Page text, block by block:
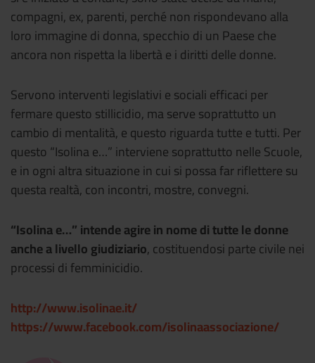
compagni, ex, parenti, perché non rispondevano alla
loro immagine di donna, specchio di un Paese che
ancora non rispetta la libertà e i diritti delle donne.
Servono interventi legislativi e sociali efficaci per
fermare questo stillicidio, ma serve soprattutto un
cambio di mentalità, e questo riguarda tutte e tutti. Per
questo “Isolina e…” interviene soprattutto nelle Scuole,
e in ogni altra situazione in cui si possa far riflettere su
questa realtà, con incontri, mostre, convegni.
“Isolina e…” intende agire in nome di tutte le donne
anche a livello giudiziario, costituendosi parte civile nei
processi di femminicidio.
http://www.isolinae.it/
https://www.facebook.com/isolinaassociazione/